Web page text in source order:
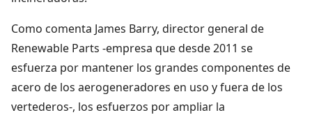
Como comenta James Barry, director general de
Renewable Parts -empresa que desde 2011 se
esfuerza por mantener los grandes componentes de
acero de los aerogeneradores en uso y fuera de los
vertederos-, los esfuerzos por ampliar la